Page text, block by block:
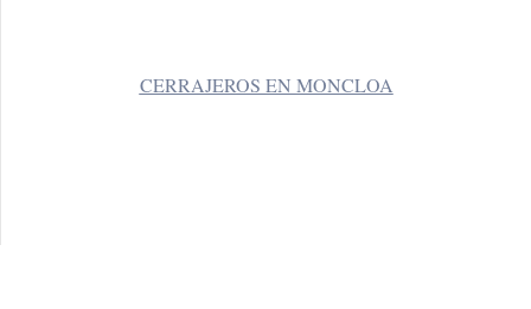
CERRAJEROS EN MONCLOA